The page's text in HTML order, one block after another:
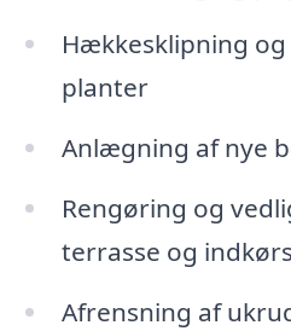
Hækkesklipning
planter
Anlægning af nye
Rengøring og
terrasse og
Afrensning af